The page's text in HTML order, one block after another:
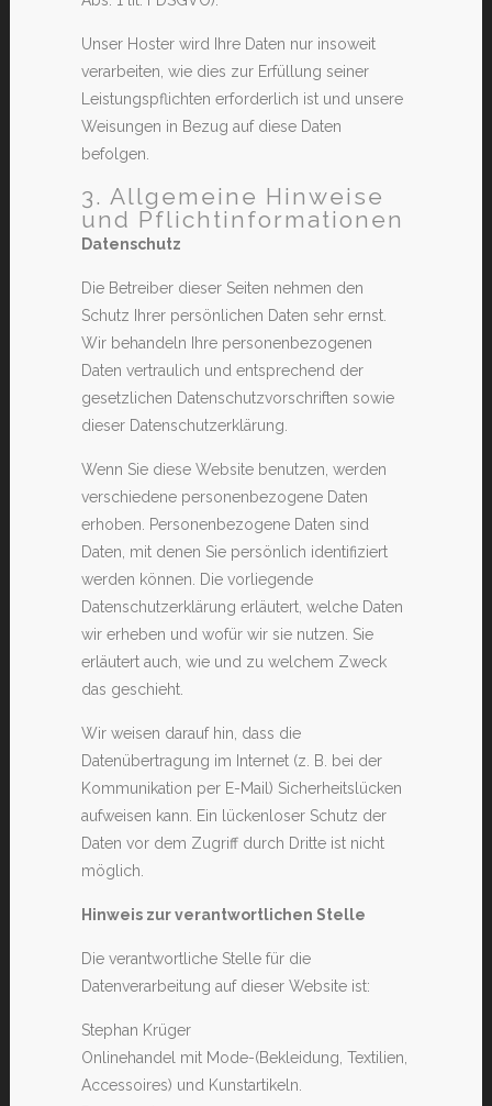
Unser Hoster wird Ihre Daten nur insoweit
verarbeiten, wie dies zur Erfüllung seiner
Leistungspflichten erforderlich ist und unsere
Weisungen in Bezug auf diese Daten
befolgen.
3. Allgemeine Hinweise
und Pflicht­informationen
Datenschutz
Die Betreiber dieser Seiten nehmen den
Schutz Ihrer persönlichen Daten sehr ernst.
Wir behandeln Ihre personenbezogenen
Daten vertraulich und entsprechend der
gesetzlichen Datenschutzvorschriften sowie
dieser Datenschutzerklärung.
Wenn Sie diese Website benutzen, werden
verschiedene personenbezogene Daten
erhoben. Personenbezogene Daten sind
Daten, mit denen Sie persönlich identifiziert
werden können. Die vorliegende
Datenschutzerklärung erläutert, welche Daten
wir erheben und wofür wir sie nutzen. Sie
erläutert auch, wie und zu welchem Zweck
das geschieht.
Wir weisen darauf hin, dass die
Datenübertragung im Internet (z. B. bei der
Kommunikation per E-Mail) Sicherheitslücken
aufweisen kann. Ein lückenloser Schutz der
Daten vor dem Zugriff durch Dritte ist nicht
möglich.
Hinweis zur verantwortlichen Stelle
Die verantwortliche Stelle für die
Datenverarbeitung auf dieser Website ist:
Stephan Krüger
Onlinehandel mit Mode-(Bekleidung, Textilien,
Accessoires) und Kunstartikeln.